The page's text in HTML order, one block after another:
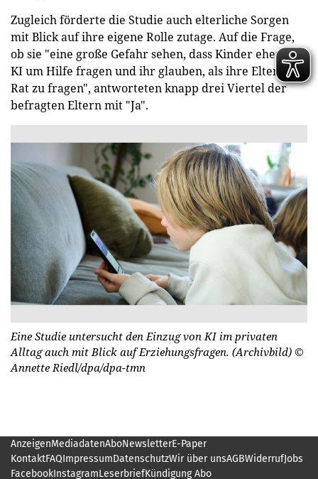
Zugleich förderte die Studie auch elterliche Sorgen
mit Blick auf ihre eigene Rolle zutage. Auf die Frage,
ob sie "eine große Gefahr sehen, dass Kinder eher die
KI um Hilfe fragen und ihr glauben, als ihre Eltern um
Rat zu fragen", antworteten knapp drei Viertel der
befragten Eltern mit "Ja".
Eine Studie untersucht den Einzug von KI im privaten
Alltag auch mit Blick auf Erziehungsfragen. (Archivbild) ©
Annette Riedl/dpa/dpa-tmn
AnzeigenMediadatenAboNewsletterE-Paper
KontaktFAQImpressumDatenschutzWir über unsAGBWiderrufJobs
FacebookInstagramLeserbriefKündigung Abo